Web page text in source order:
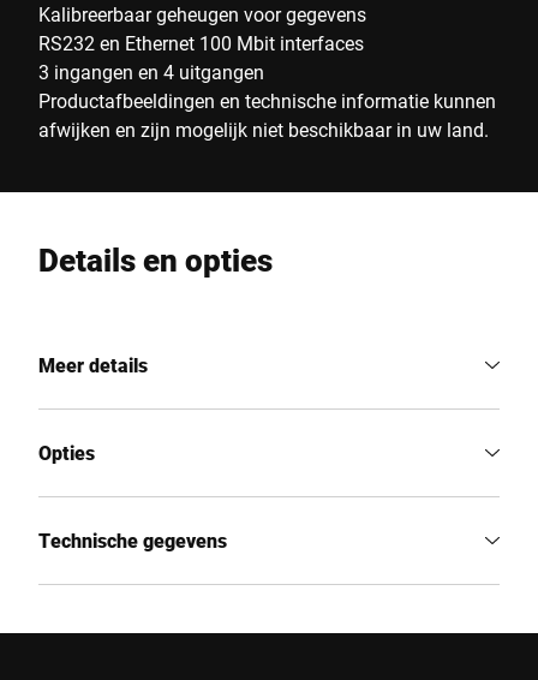
Kalibreerbaar geheugen voor gegevens
RS232 en Ethernet 100 Mbit interfaces
3 ingangen en 4 uitgangen
Productafbeeldingen en technische informatie kunnen
afwijken en zijn mogelijk niet beschikbaar in uw land.
Details en opties
Meer details
Opties
Technische gegevens